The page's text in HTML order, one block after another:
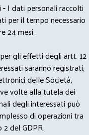
-I dati personali raccolti
per il tempo necessario
24 mesi.
gli effetti degli artt. 12
saranno registrati,
delle Società,
volte alla tutela dei
degli interessati può
di operazioni tra
del GDPR.